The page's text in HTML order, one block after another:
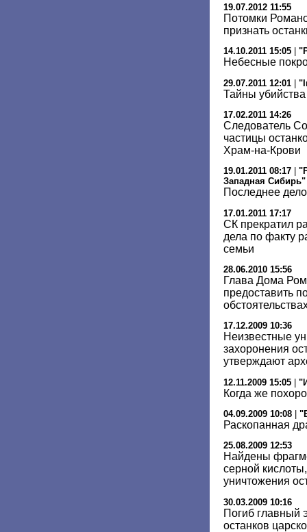
19.07.2012 11:55
Потомки
признать
14.10.2011 15:05
Небесные
29.07.2011 12:01 |
Тайны
17.02.2011 14:26
Следователь
частицы
Храм-на-Крови
19.01.2011 08:17
Западная Сибирь"
Последнее
17.01.2011 17:17
СК прекратил
дела по факту
семьи
28.06.2010 15:56
Глава Дома
предоставить
17.12.2009 10:36
Неизвестные
захоронения
утверждают
12.11.2009 15:05 |
Когда же
04.09.2009 10:08
Раскопанная
25.08.2009 12:53
Найдены
серной
уничтожения
30.03.2009 10:16
Погиб главный
останков